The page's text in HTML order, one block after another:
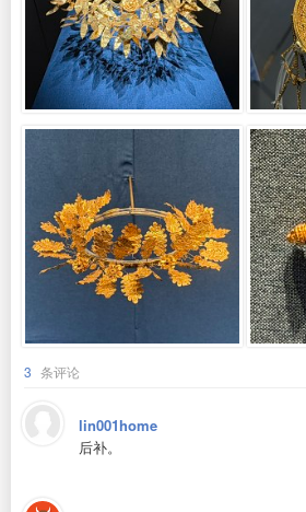
3 条评论
lin001home
后补。